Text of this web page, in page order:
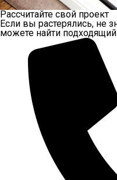
Рассчитайте свой проект
Если вы растерялись, не
можете найти